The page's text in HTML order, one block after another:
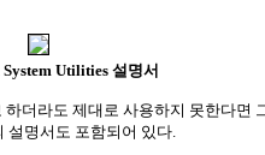
Utilities 설명서
더라도 제대로 사용하지 못한다면
설명서도 포함되어 있다.